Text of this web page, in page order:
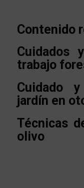
Contenido
Cuidados
trabajo
Cuidado
jardín en
Técnicas
olivo